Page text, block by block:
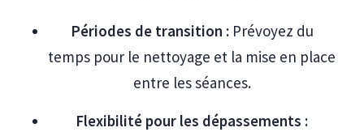
Périodes de transition :Prévoyez du
temps pour le nettoyage et la mise en place
entre les séances.
Flexibilité pour les dépassements :